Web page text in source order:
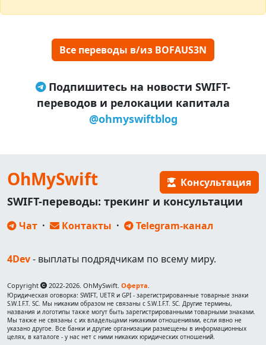
Все переводы в/из BOFAUS3N
Подпишитесь на новости SWIFT-
переводов и релокации капитала
@ohmyswiftblog
OhMySwift Консультация
SWIFT-переводы: трекинг и консультации
Чат · Контакты · Telegram-канал
4Dev- выплаты подрядчикам по всему миру.
Copyright 2022-2026. OhMySwift. Оферта.
Юридическая оговорка: SWIFT, UETR и GPI - зарегистрированные товарные знаки
S.W.I.F.T. SC. Мы никаким образом не связаны с S.W.I.F.T. SC. Другие термины,
названия и логотипы также могут быть зарегистрированными товарными знаками.
Мы также не связаны с их владельцами никакими отношениями, если явно не
указано другое. Все банки и другие организации размещены в информационных
целях, в каталоге - у нас нет с ними никаких юридических отношений.